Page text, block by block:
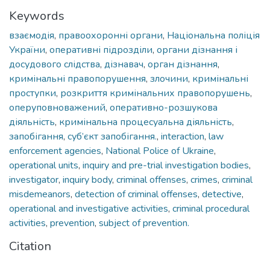
Keywords
взаємодія, правоохоронні органи, Національна поліція
України, оперативні підрозділи, органи дізнання і
досудового слідства, дізнавач, орган дізнання,
кримінальні правопорушення, злочини, кримінальні
проступки, розкриття кримінальних правопорушень,
оперуповноважений, оперативно-розшукова
діяльність, кримінальна процесуальна діяльність,
запобігання, суб’єкт запобігання., interaction, law
enforcement agencies, National Police of Ukraine,
operational units, inquiry and pre-trial investigation bodies,
investigator, inquiry body, criminal offenses, crimes, criminal
misdemeanors, detection of criminal offenses, detective,
operational and investigative activities, criminal procedural
activities, prevention, subject of prevention.
Citation